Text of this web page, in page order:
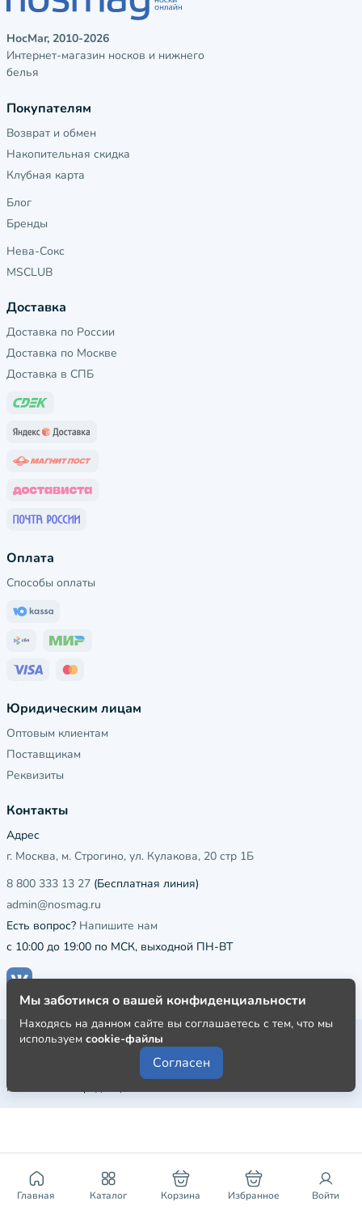
Главная Каталог Корзина Избранное Войти
НосМаг, 2010-2026
Интернет-магазин носков и нижнего
белья
Покупателям
Возврат и обмен
Накопительная скидка
Клубная карта
Блог
Бренды
Нева-Сокс
MSCLUB
Доставка
Доставка по России
Доставка по Москве
Доставка в СПБ
Оплата
Способы оплаты
Юридическим лицам
Оптовым клиентам
Поставщикам
Реквизиты
Контакты
Адрес
г. Москва, м. Строгино, ул. Кулакова, 20 стр 1Б
8 800 333 13 27 (Бесплатная линия)
admin@nosmag.ru
Есть вопрос? Напишите нам
с 10:00 до 19:00 по МСК, выходной ПН-ВТ
Публичная оферта
Пользовательское соглашение
Политика конфиденциальности
Мы заботимся о вашей конфиденциальности
Находясь на данном сайте вы соглашаетесь с тем, что мы
используем cookie-файлы
Согласен